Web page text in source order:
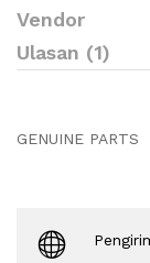
Vendor
Ulasan (1)
GENUINE PARTS